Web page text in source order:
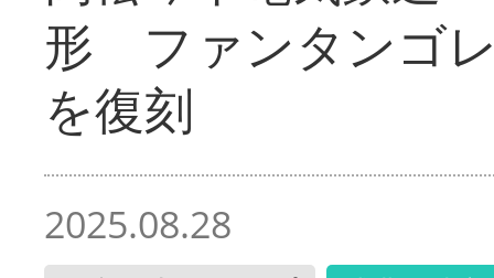
形 ファンタンゴ
を復刻
2025.08.28